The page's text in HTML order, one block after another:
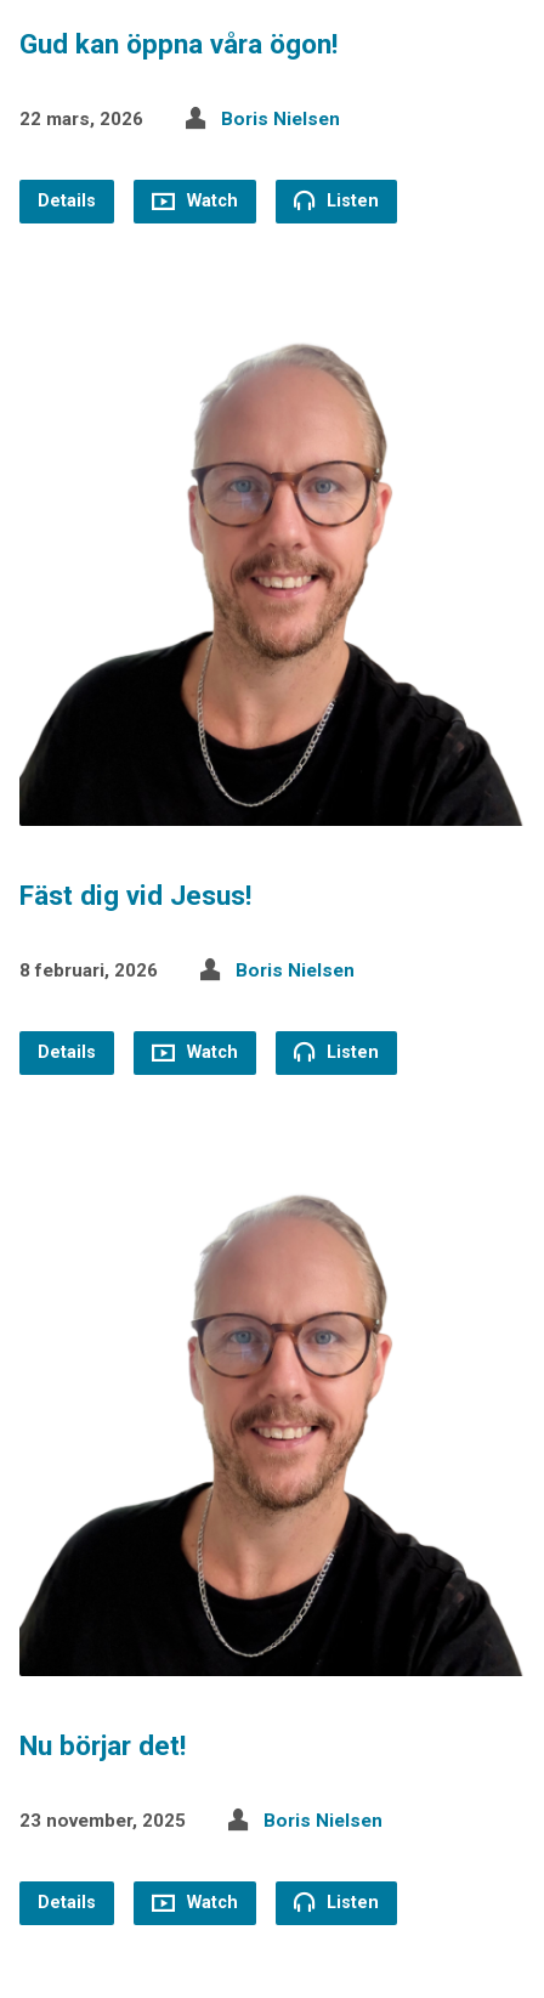
Gud kan öppna våra ögon!
22 mars, 2026 Boris Nielsen
Details Watch Listen
Fäst dig vid Jesus!
8 februari, 2026 Boris Nielsen
Details Watch Listen
Nu börjar det!
23 november, 2025 Boris Nielsen
Details Watch Listen